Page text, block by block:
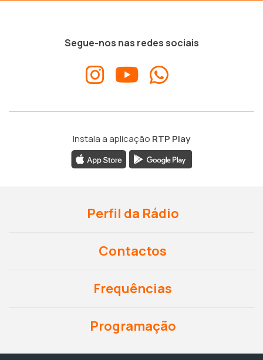
Segue-nos nas redes sociais
Instala a aplicação RTP Play
Perfil da Rádio
Contactos
Frequências
Programação